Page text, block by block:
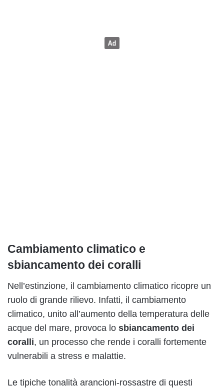
Cambiamento climatico e
sbiancamento dei coralli
Nell’estinzione, il cambiamento climatico ricopre un
ruolo di grande rilievo. Infatti, il cambiamento
climatico, unito all’aumento della temperatura delle
acque del mare, provoca lo sbiancamento dei
coralli, un processo che rende i coralli fortemente
vulnerabili a stress e malattie.
Le tipiche tonalità arancioni-rossastre di questi